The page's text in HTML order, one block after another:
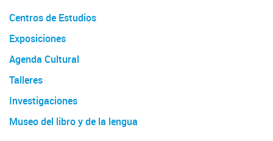
Centros de Estudios
Exposiciones
Agenda Cultural
Talleres
Investigaciones
Museo del libro y de la lengua